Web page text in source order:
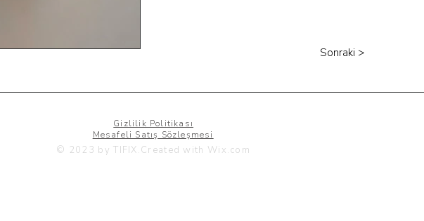
Sonraki >
Gizlilik Politikası
Mesafeli Satış Sözleşmesi
© 2023 by TIFIX.Created with Wix.com